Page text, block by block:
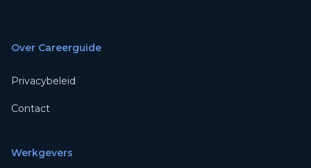
Over Careerguide
Privacybeleid
Contact
Werkgevers